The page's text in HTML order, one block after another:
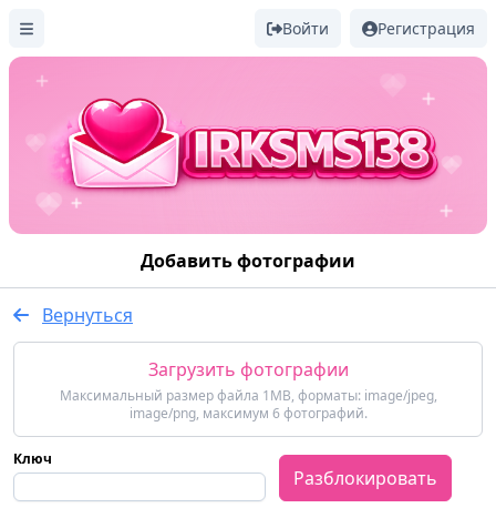
Войти Регистрация
Добавить фотографии
Вернуться
Загрузить фотографии
Максимальный размер файла 1MB, форматы: image/jpeg,
image/png, максимум 6 фотографий.
Ключ
Разблокировать